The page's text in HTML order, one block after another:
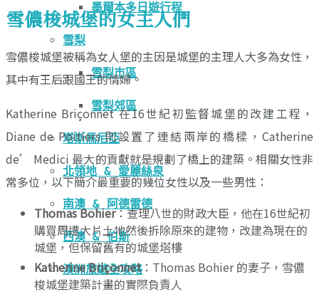
墨爾本多日遊行程
雪梨
雪梨市區
雪梨郊區
塔斯馬尼亞
北領地 & 愛麗絲泉
南澳 & 阿德雷德
西澳 & 伯斯
澳洲旅遊全攻略
雪儂梭城堡的女主人們
雪儂梭城堡被稱為女人堡的主因是城堡的主理人大多為女性，
其中有王后跟國王的情婦。
Katherine Briçonnet 在16世紀初監督城堡的改建工程，
Diane de Poitiers 則設置了連結兩岸的橋樑，Catherine
de’ Medici 最大的貢獻就是規劃了橋上的建築。相關女性非
常多位，以下簡介最重要的幾位女性以及一些男性：
Thomas Bohier：查理八世的財政大臣，他在16世紀初
購買周遭大片土地然後拆除原來的建物，改建為現在的
城堡，但保留舊有的城堡塔樓
Katherine Briçonnet：Thomas Bohier 的妻子，雪儂
梭城堡建築計畫的實際負責人